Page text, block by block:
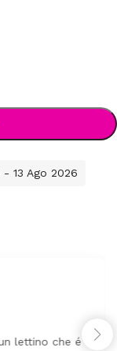
- 13 Ago 2026
lettino che é